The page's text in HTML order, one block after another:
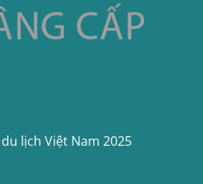
lịch Việt Nam 2025